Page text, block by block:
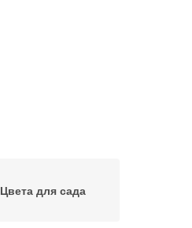
Цвета для сада